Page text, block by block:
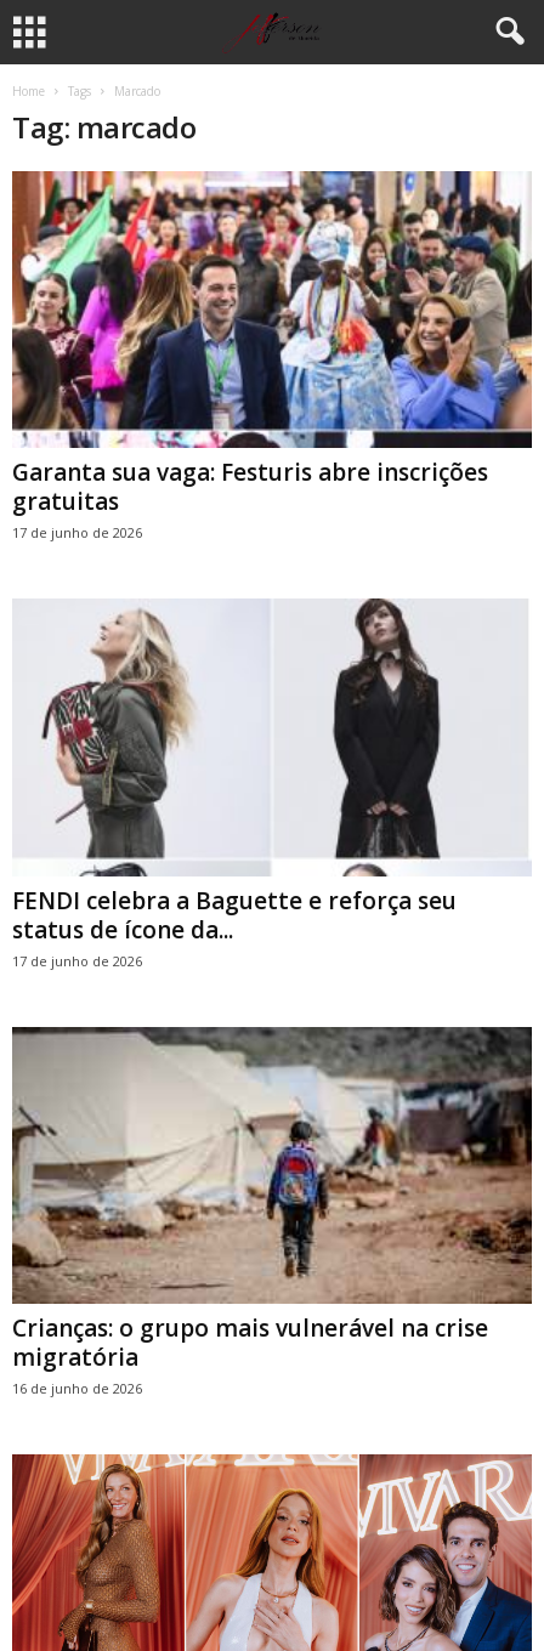
Home Tags Marcado
Tag: marcado
Garanta sua vaga: Festuris abre inscrições
gratuitas
17 de junho de 2026
FENDI celebra a Baguette e reforça seu
status de ícone da...
17 de junho de 2026
Crianças: o grupo mais vulnerável na crise
migratória
16 de junho de 2026